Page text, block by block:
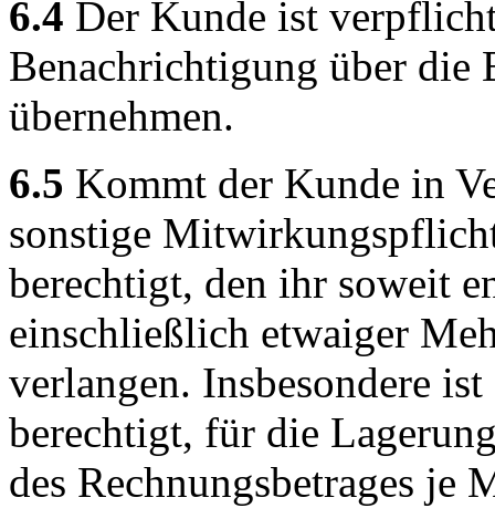
6.4 Der Kunde ist
Benachrichtigung über die
übernehmen.
6.5 Kommt der Kunde in
sonstige
berechtigt, den ihr soweit
einschließlich etwaiger
verlangen. Insbesondere
berechtigt, für die
des Rechnungsbetrages je